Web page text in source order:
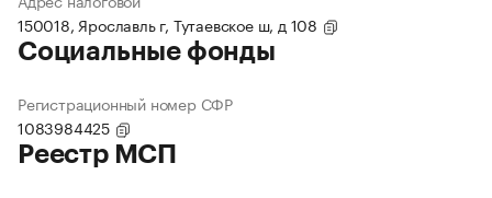
150018, Ярославль г, Тутаевское ш, д 108
Социальные фонды
Регистрационный номер СФР
1083984425
Реестр МСП